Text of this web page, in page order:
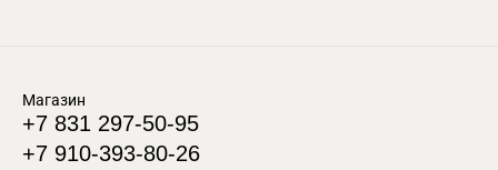
Магазин
+7 831 297-50-95
+7 910-393-80-26